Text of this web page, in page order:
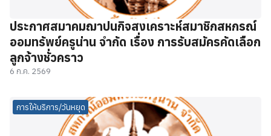
ประกาศสมาคมฌาปนกิจสงเคราะห์สมาชิกสหกรณ์
ออมทรัพย์ครูน่าน จำกัด เรื่อง การรับสมัครคัดเลือก
ลูกจ้างชั่วคราว
6 ก.ค. 2569
การให้บริการ/วันหยุด